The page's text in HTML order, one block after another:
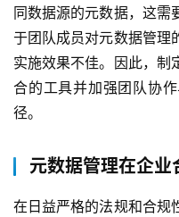
同数据源的元数据，这需
于团队成员对元数据管理
实施效果不佳。因此，制
合的工具并加强团队协
径。
元数据管理在企业
在日益严格的法规和合规